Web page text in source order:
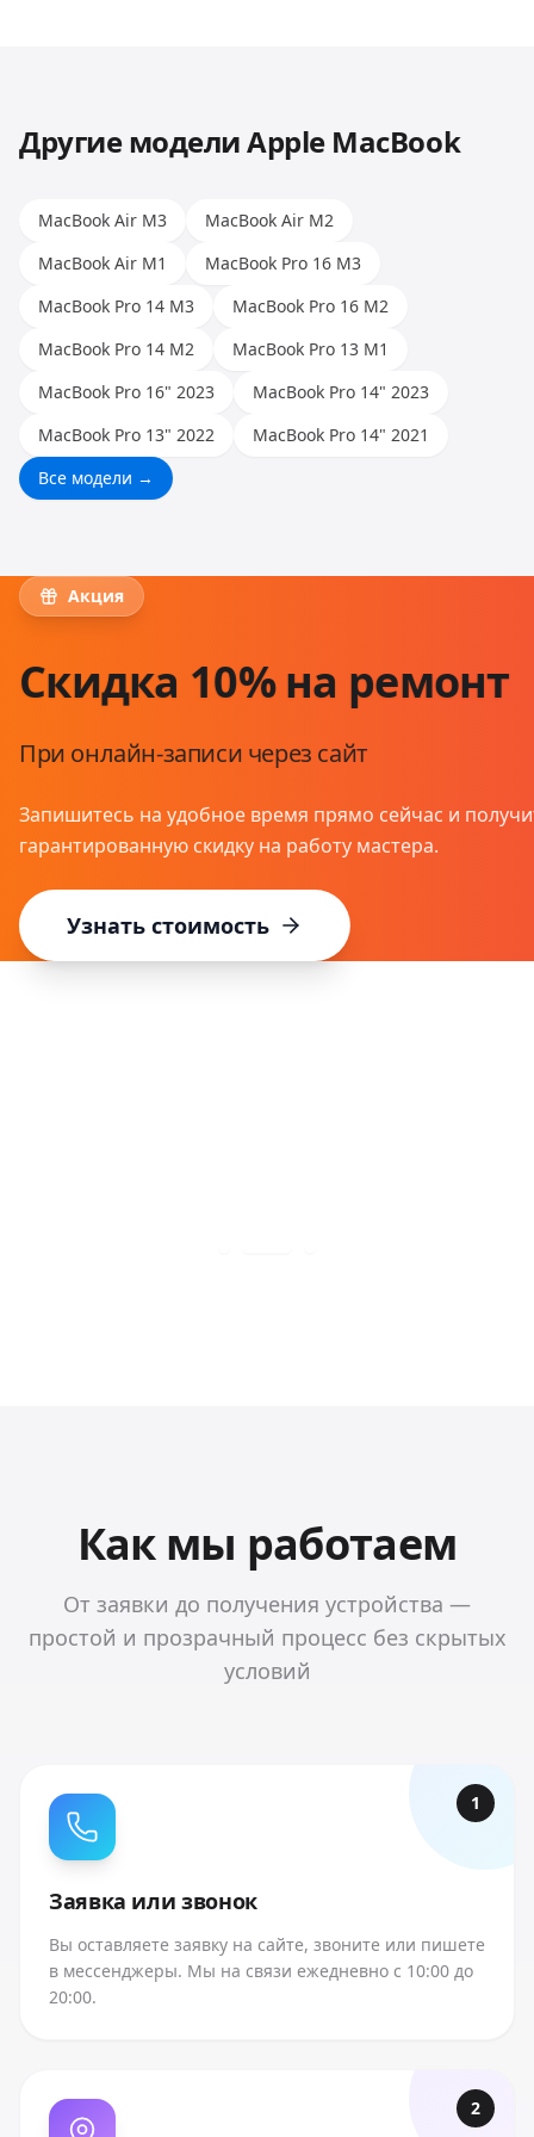
Другие моделиApple MacBook
MacBook Air M3
MacBook Air M2
MacBook Air M1
MacBook Pro 16 M3
MacBook Pro 14 M3
MacBook Pro 16 M2
MacBook Pro 14 M2
MacBook Pro 13 M1
MacBook Pro 16" 2023
MacBook Pro 14" 2023
MacBook Pro 13" 2022
MacBook Pro 14" 2021
Все модели →
Акция
Скидка 10% на ремонт
При онлайн-записи через сайт
Запишитесь на удобное время прямо сейчас и
гарантированную скидку на работу мастера.
Узнать стоимость
Как мы работаем
От заявки до получения устройства —
простой и прозрачный процесс без скрытых
условий
1
Заявка или звонок
Вы оставляете заявку на сайте, звоните или пишете
в мессенджеры. Мы на связи ежедневно с 10:00 до
20:00.
2